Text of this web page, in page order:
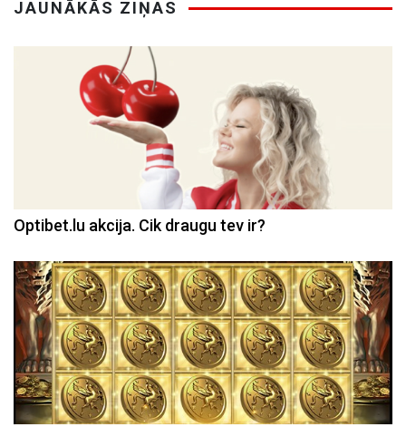
JAUNĀKĀS ZIŅAS
Optibet.lu akcija. Cik draugu tev ir?